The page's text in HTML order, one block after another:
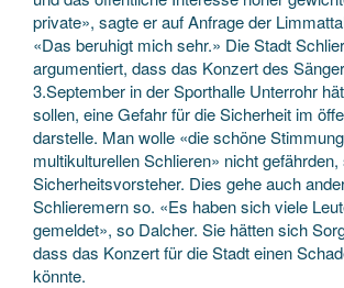
private», sagte er auf Anfrage der
«Das beruhigt mich sehr.» Die Stadt
argumentiert, dass das Konzert des
3.September in der Sporthalle Unterrohr
sollen, eine Gefahr für die Sicherheit im
darstelle. Man wolle «die schöne
multikulturellen Schlieren» nicht gefährden,
Sicherheitsvorsteher. Dies gehe auch
Schlieremern so. «Es haben sich viele
gemeldet», so Dalcher. Sie hätten sich
dass das Konzert für die Stadt einen
könnte.